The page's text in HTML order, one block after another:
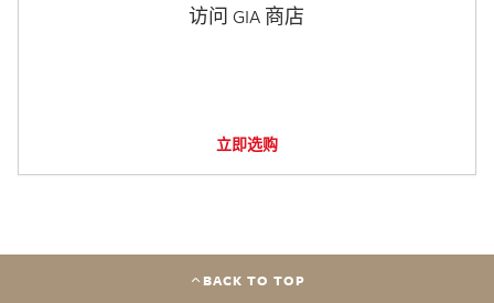
访问 GIA 商店
立即选购
BACK TO TOP